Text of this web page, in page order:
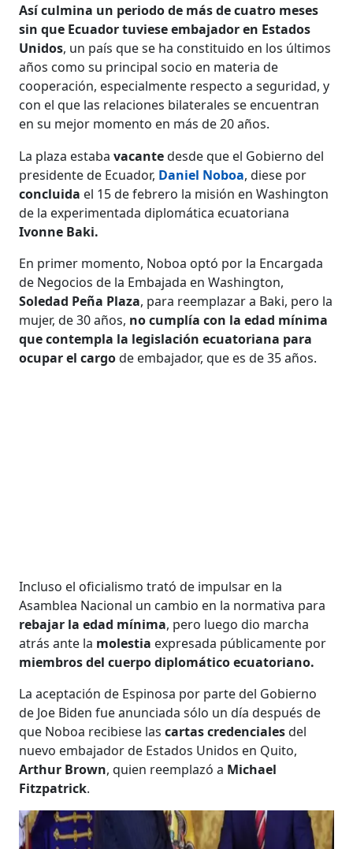
Así culmina un periodo de más de cuatro meses
sin que Ecuador tuviese embajador en Estados
Unidos, un país que se ha constituido en los últimos
años como su principal socio en materia de
cooperación, especialmente respecto a seguridad, y
con el que las relaciones bilaterales se encuentran
en su mejor momento en más de 20 años.
La plaza estabavacantedesde que el Gobierno del
presidente de Ecuador, Daniel Noboa, diese por
concluida el 15 de febrero la misión en Washington
de la experimentada diplomática ecuatoriana
Ivonne Baki.
En primer momento, Noboa optó por la Encargada
de Negocios de la Embajada en Washington,
Soledad Peña Plaza, para reemplazar a Baki, pero la
mujer, de 30 años, no cumplía con la edad mínima
que contempla la legislación ecuatoriana para
ocupar el cargode embajador, que es de 35 años.
Incluso el oficialismo trató de impulsar en la
Asamblea Nacional un cambio en la normativa para
rebajar la edad mínima, pero luego dio marcha
atrás ante la molestia expresada públicamente por
miembros del cuerpo diplomático ecuatoriano.
La aceptación de Espinosa por parte del Gobierno
de Joe Biden fue anunciada sólo un día después de
que Noboa recibiese lascartas credencialesdel
nuevo embajador de Estados Unidos en Quito,
Arthur Brown, quien reemplazó a Michael
Fitzpatrick.